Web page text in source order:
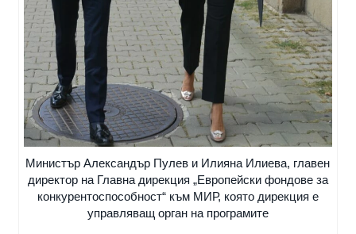
Министър Александър Пулев и Илияна Илиева, главен
директор на Главна дирекция „Европейски фондове за
конкурентоспособност“ към МИР, която дирекция е
управляващ орган на програмите